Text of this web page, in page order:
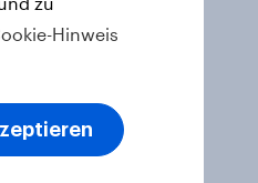
Hinweis